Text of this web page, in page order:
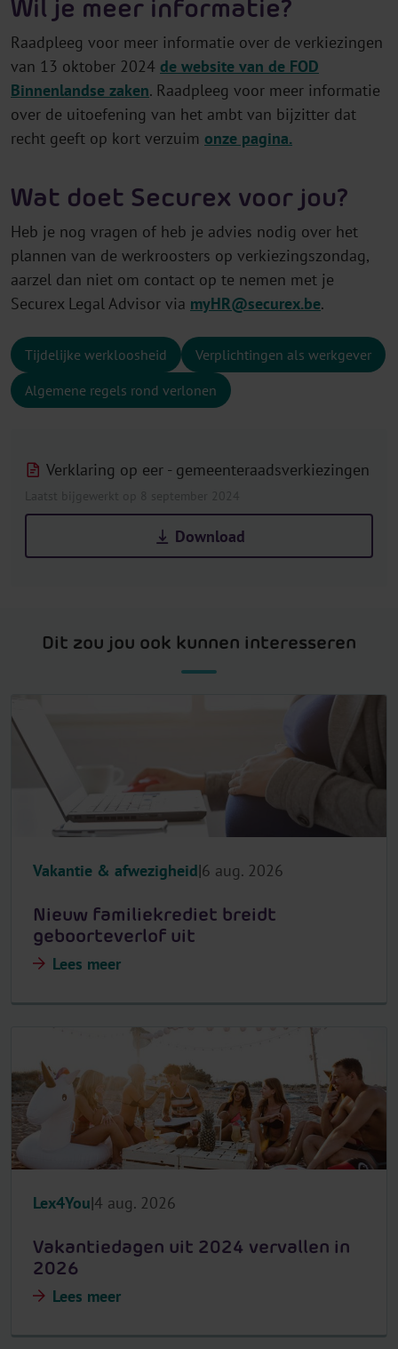
Wil je meer informatie?
Raadpleeg voor meer informatie over de verkiezingen
van 13 oktober 2024 de website van de FOD
Binnenlandse zaken. Raadpleeg voor meer informatie
over de uitoefening van het ambt van bijzitter dat
recht geeft op kort verzuim onze pagina.
Wat doet Securex voor jou?
Heb je nog vragen of heb je advies nodig over het
plannen van de werkroosters op verkiezingszondag,
aarzel dan niet om contact op te nemen met je
Securex Legal Advisor via myHR@securex.be.
Tijdelijke werkloosheid
Verplichtingen als werkgever
Algemene regels rond verlonen
Verklaring op eer - gemeenteraadsverkiezingen
Download
Dit zou jou ook kunnen interesseren
Vakantie & afwezigheid 6 aug. 2026
Nieuw familiekrediet breidt
geboorteverlof uit
Lees meer
Lex4You 4 aug. 2026
Vakantiedagen uit 2024 vervallen in
2026
Lees meer